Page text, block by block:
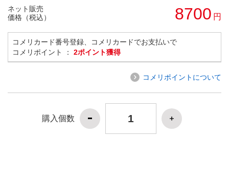
ネット販売
価格（税込）
8700 円
コメリカード番号登録、コメリカードでお支払いで
コメリポイント ： 2ポイント獲得
コメリポイントについて
購入個数